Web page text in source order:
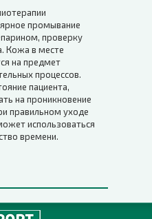
промывание
проверку
Кожа в месте
на предмет
процессов.
пациента,
на проникновение
правильном уходе
использоваться
времени.